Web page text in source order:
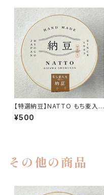
【特選納豆】NATTO もち麦入り
納豆
¥500
その他の商品